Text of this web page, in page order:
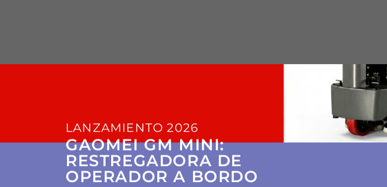
LANZAMIENTO 2026
GAOMEI GM MINI:
RESTREGADORA DE
OPERADOR A BORDO